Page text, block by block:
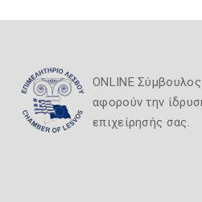
ONLINE
αφορούν την
επιχείρησής σας.